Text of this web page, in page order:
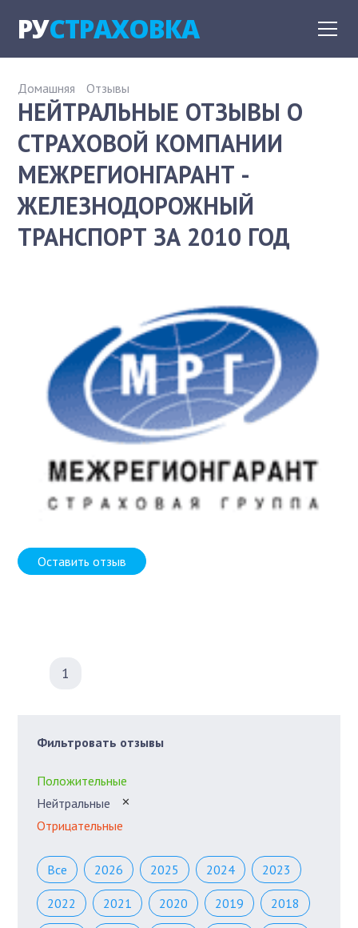
РУСТРАХОВКА
Домашняя Отзывы
НЕЙТРАЛЬНЫЕ ОТЗЫВЫ О
СТРАХОВОЙ КОМПАНИИ
МЕЖРЕГИОНГАРАНТ -
ЖЕЛЕЗНОДОРОЖНЫЙ
ТРАНСПОРТ ЗА 2010 ГОД
Оставить отзыв
1
Фильтровать отзывы
Положительные
Нейтральные
✕
Отрицательные
Все 2026 2025 2024 2023
2022 2021 2020 2019 2018